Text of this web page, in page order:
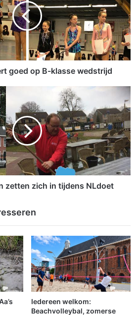
goed op B-klasse wedstrijd
zetten zich in tijdens NLdoet
Iedereen welkom:
Beachvolleybal, zomerse